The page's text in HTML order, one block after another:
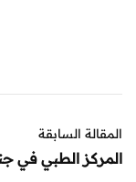
المقالة السابقة
المركز الطبي في